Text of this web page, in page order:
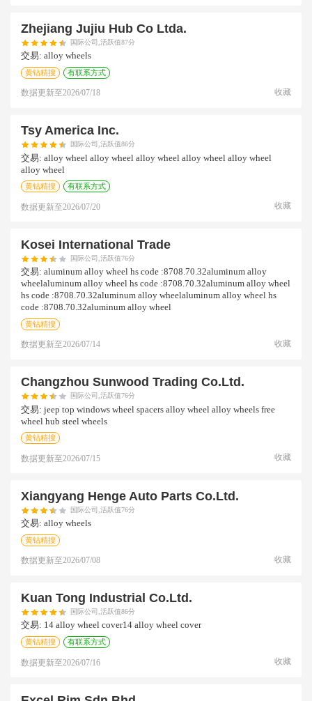
Zhejiang Jujiu Hub Co Ltda.
国际公司,活跃值87分
交易: alloy wheels
黄钻精搜 有联系方式
数据更新至2026/07/18 收藏
Tsy America Inc.
国际公司,活跃值86分
交易: alloy wheel alloy wheel alloy wheel alloy wheel alloy wheel
alloy wheel
黄钻精搜 有联系方式
数据更新至2026/07/20 收藏
Kosei International Trade
国际公司,活跃值76分
交易: aluminum alloy wheel hs code :8708.70.32aluminum alloy
wheelaluminum alloy wheel hs code :8708.70.32aluminum alloy wheel
hs code :8708.70.32aluminum alloy wheelaluminum alloy wheel hs
code :8708.70.32aluminum alloy wheel
黄钻精搜
数据更新至2026/07/14 收藏
Changzhou Sunwood Trading Co.ltd.
国际公司,活跃值76分
交易: jeep top windows wheel spacers alloy wheel alloy wheels free
wheel hub steel wheels
黄钻精搜
数据更新至2026/07/15 收藏
Xiangyang Henge Auto Parts Co.ltd.
国际公司,活跃值76分
交易: alloy wheels
黄钻精搜
数据更新至2026/07/08 收藏
Kuan Tong Industrial Co.ltd.
国际公司,活跃值86分
交易: 14 alloy wheel cover14 alloy wheel cover
黄钻精搜 有联系方式
数据更新至2026/07/16 收藏